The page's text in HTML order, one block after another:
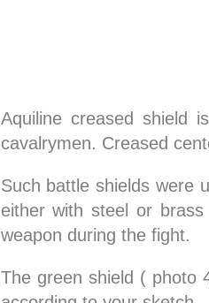
Aquiline creased shield
cavalrymen. Creased
Such battle shields were
either with steel or
weapon during the fight.
The green shield ( photo